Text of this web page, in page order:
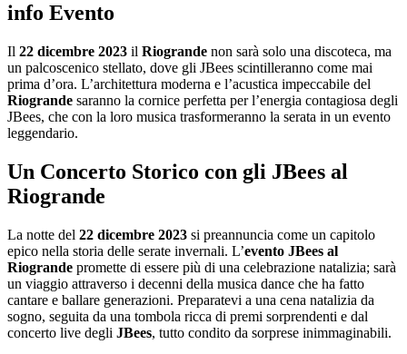
info Evento
Il 22 dicembre 2023 il Riogrande non sarà solo una discoteca, ma
un palcoscenico stellato, dove gli JBees scintilleranno come mai
prima d’ora. L’architettura moderna e l’acustica impeccabile del
Riogrande saranno la cornice perfetta per l’energia contagiosa degli
JBees, che con la loro musica trasformeranno la serata in un evento
leggendario.
Un Concerto Storico con gli JBees al
Riogrande
La notte del 22 dicembre 2023 si preannuncia come un capitolo
epico nella storia delle serate invernali. L’evento JBees al
Riogrande promette di essere più di una celebrazione natalizia; sarà
un viaggio attraverso i decenni della musica dance che ha fatto
cantare e ballare generazioni. Preparatevi a una cena natalizia da
sogno, seguita da una tombola ricca di premi sorprendenti e dal
concerto live degli JBees, tutto condito da sorprese inimmaginabili.